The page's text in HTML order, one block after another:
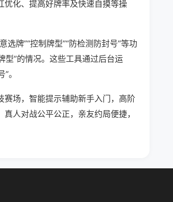
优化、提高好牌率及快速自摸等操
牌”“控制牌型”“防检测防封号”等功
型”的情况。这些工具通过后台运
。
场，智能提示辅助新手入门，高阶
人对战公平公正，亲友约局便捷，